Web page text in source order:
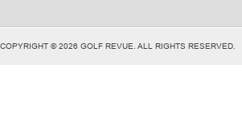
COPYRIGHT © 2026 GOLF REVUE. ALL RIGHTS RESERVED.